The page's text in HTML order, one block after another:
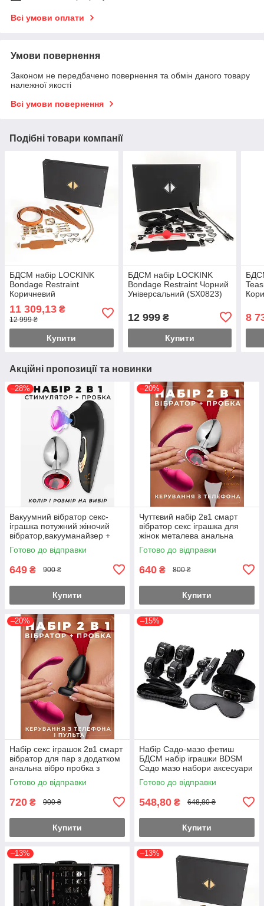
Всі умови оплати
Умови повернення
Законом не передбачено повернення та обмін даного товару
належної якості
Всі умови повернення
Подібні товари компанії
БДСМ набір LOCKINK
Bondage Restraint
Коричневий
11 309,13 ₴
12 999 ₴
Купити
БДСМ набір LOCKINK
Bondage Restraint Чорний
Універсальний (SX0823)
12 999₴
Купити
8
Акційні пропозиції та новинки
–28%
Вакуумний вібратор секс-
іграшка потужний жіночий
вібратор,вакууманайзер +
анальна пробка набір
іграшок для клітора набір 2 в
Готово до відправки
649 ₴ 900 ₴
Купити
–20%
Чуттєвий набір 2в1 смарт
вібратор секс іграшка для
жінок металева анальна
пробка комплект розміри
(M,L,XL - на вибір одна )
Готово до відправки
640 ₴ 800 ₴
Купити
–20%
Набір секс іграшок 2в1 смарт
вібратор для пар з додатком
анальна вібро пробка з
пультом комплект
вібромасажер для двох,
Готово до відправки
720 ₴ 900 ₴
Купити
–15%
Набір Садо-мазо фетиш
БДСМ набір іграшки BDSM
Садо мазо набори аксесуари
Плетка Чорний (130-007)
Готово до відправки
548,80 ₴ 648,80 ₴
Купити
–13% –13%